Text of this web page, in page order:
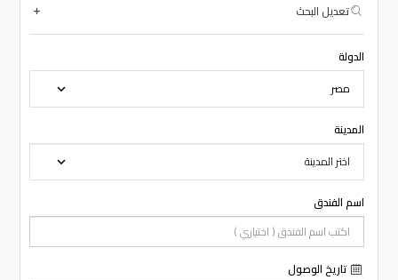
تعديل البحث
الدولة
المدينة
اسم الفندق
تاريخ الوصول